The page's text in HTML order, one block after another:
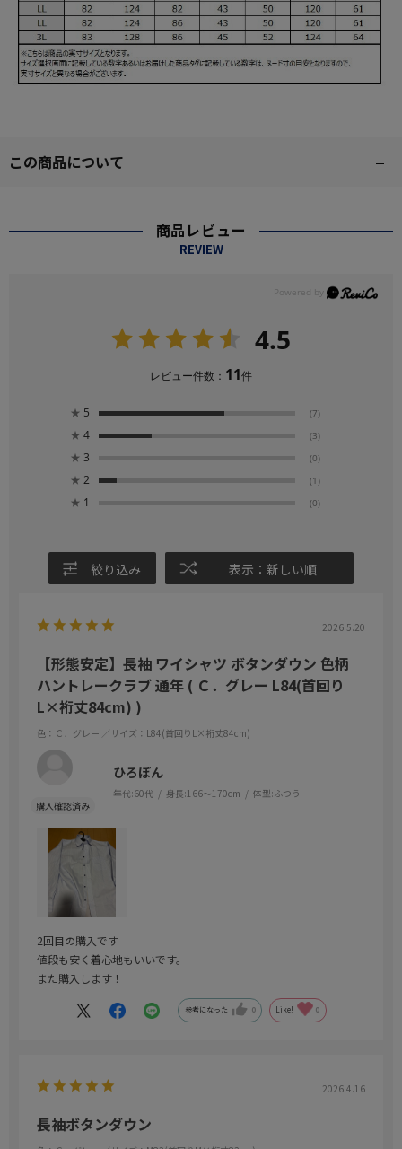
この商品について
商品レビュー
REVIEW
4.5
レビュー件数： 11件
★ 5 (7)
★ 4 (3)
★ 3 (0)
★ 2 (1)
★ 1 (0)
絞り込み 表示：新しい順
2026.5.20
【形態安定】長袖 ワイシャツ ボタンダウン 色柄
ハントレークラブ 通年 ( Ｃ．グレー L84(首回り
L×裄丈84cm) )
色：Ｃ．グレー ／サイズ：L84(首回りL×裄丈84cm)
ひろぽん
年代:60代 身長:166～170cm 体型:ふつう
2回目の購入です
値段も安く着心地もいいです。
また購入します！
参考になった 0 Like! 0
2026.4.16
長袖ボタンダウン